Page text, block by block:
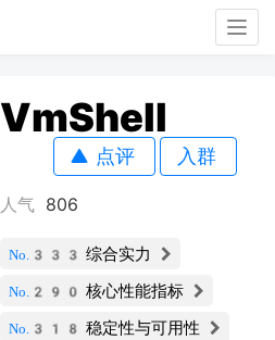
VmShell
点评 入群
人气 806
No.333 综合实力
No.290 核心性能指标
No.318 稳定性与可用性